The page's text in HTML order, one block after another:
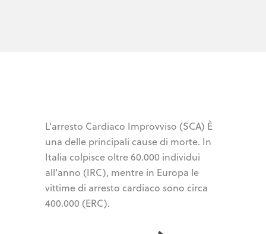
L'arresto Cardiaco Improvviso (SCA) È
una delle principali cause di morte. In
Italia colpisce oltre 60.000 individui
all'anno (IRC), mentre in Europa le
vittime di arresto cardiaco sono circa
400.000 (ERC).